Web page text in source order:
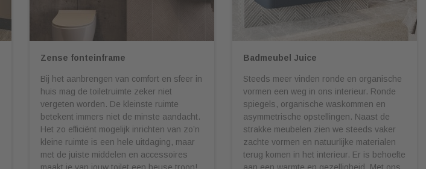
Zense fonteinframe
Bij het aanbrengen van comfort en sfeer in
huis mag de toiletruimte zeker niet
vergeten worden. De kleinste ruimte
betekent immers niet de minste aandacht.
Het zo efficiënt mogelijk inrichten van zo’n
kleine ruimte is een hele uitdaging, maar
met de juiste middelen en accessoires
maakt je van jouw toilet een heuse troon!
Badmeubel Juice
Steeds meer vinden ronde en organische
vormen een weg in ons interieur. Ronde
spiegels, organische waskommen en
asymmetrische opstellingen. Naast de
strakke meubelen zien we steeds vaker
zachte vormen en natuurlijke materialen
terug komen in het interieur. Er is behoefte
aan een warmte en gezelligheid. Met ons